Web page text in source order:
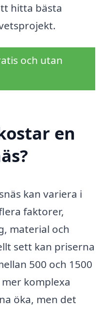
hitta bästa
och utan
en
kan variera i
faktorer,
material och
sett kan priserna
500 och 1500
komplexa
öka, men det